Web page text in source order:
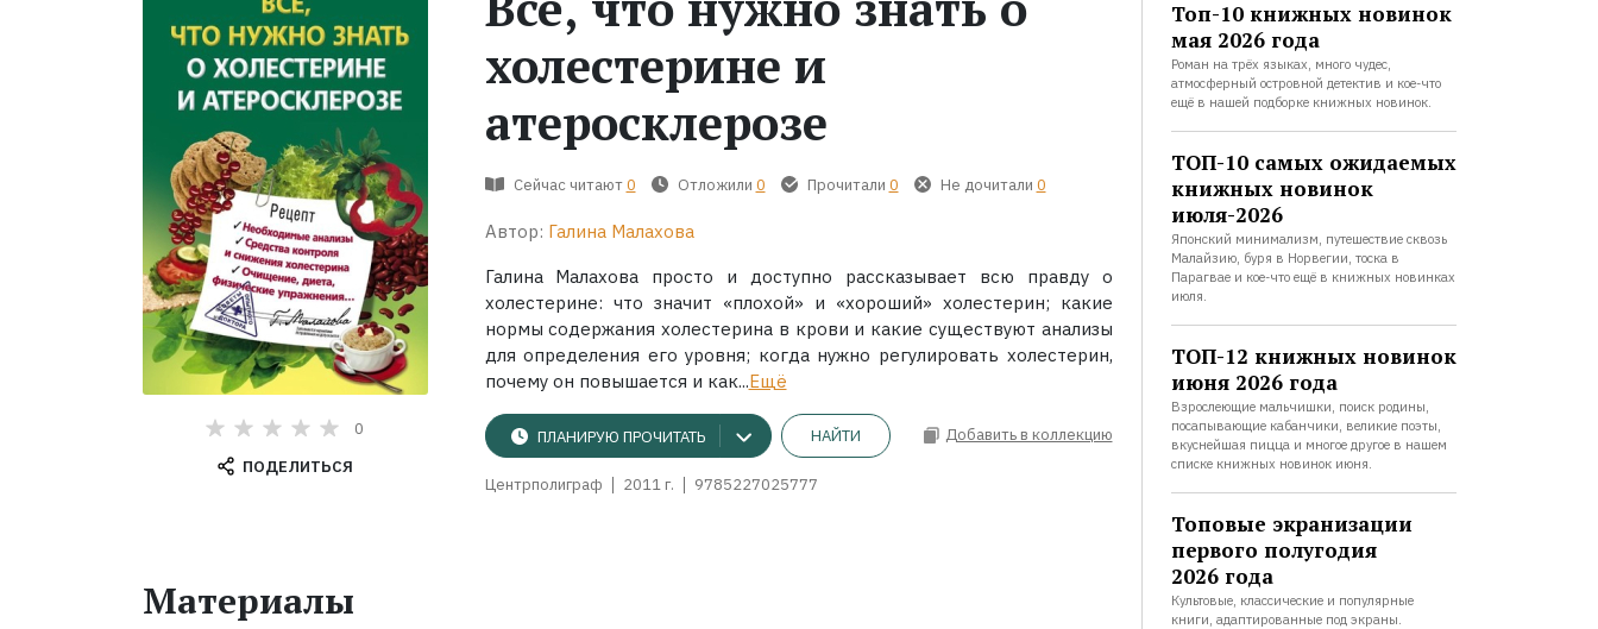
0
ПОДЕЛИТЬСЯ
холестерине и
атеросклерозе
Сейчас читают 0 Отложили 0 Прочитали 0 Не дочитали 0
Автор: Галина Малахова
Галина Малахова просто и доступно рассказывает всю правду о
холестерине: что значит «плохой» и «хороший» холестерин; какие
нормы содержания холестерина в крови и какие существуют анализы
для определения его уровня; когда нужно регулировать холестерин,
почему он повышается и как...Ещё
ПЛАНИРУЮ ПРОЧИТАТЬ НАЙТИ Добавить в коллекцию
Центрполиграф 2011 г. 9785227025777
Материалы
Топ-10 книжных новинок
мая 2026 года
Роман на трёх языках, много чудес,
атмосферный островной детектив и кое-что
ещё в нашей подборке книжных новинок.
ТОП-10 самых ожидаемых
книжных новинок
июля-2026
Японский минимализм, путешествие сквозь
Малайзию, буря в Норвегии, тоска в
Парагвае и кое-что ещё в книжных новинках
июля.
ТОП-12 книжных новинок
июня 2026 года
Взрослеющие мальчишки, поиск родины,
посапывающие кабанчики, великие поэты,
вкуснейшая пицца и многое другое в нашем
списке книжных новинок июня.
Топовые экранизации
первого полугодия
2026 года
Культовые, классические и популярные
книги, адаптированные под экраны.